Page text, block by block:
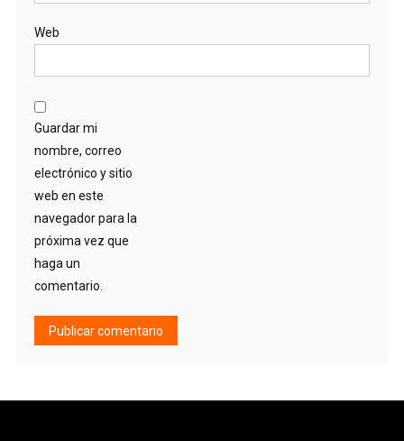
Web
Guardar mi
nombre, correo
electrónico y sitio
web en este
navegador para la
próxima vez que
haga un
comentario.